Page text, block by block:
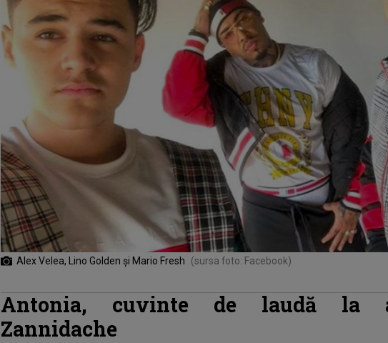
Alex Velea, Lino Golden și Mario Fresh (sursa foto: Facebook)
Antonia, cuvinte de laudă la
Zannidache